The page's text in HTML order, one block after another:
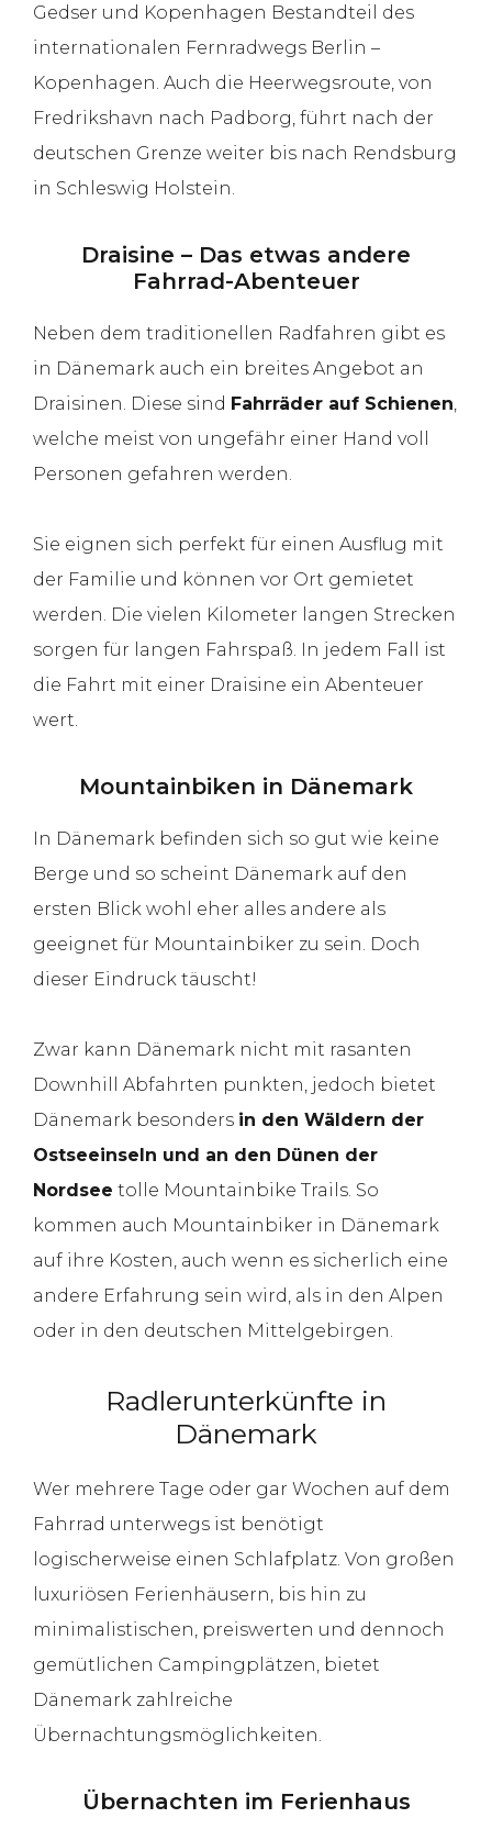
Gedser und Kopenhagen Bestandteil des
internationalen Fernradwegs Berlin –
Kopenhagen. Auch die Heerwegsroute, von
Fredrikshavn nach Padborg, führt nach der
deutschen Grenze weiter bis nach Rendsburg
in Schleswig Holstein.
Draisine – Das etwas andere
Fahrrad-Abenteuer
Neben dem traditionellen Radfahren gibt es
in Dänemark auch ein breites Angebot an
Draisinen. Diese sind Fahrräder auf Schienen
welche meist von ungefähr einer Hand voll
Personen gefahren werden.
Sie eignen sich perfekt für einen Ausflug mit
der Familie und können vor Ort gemietet
werden. Die vielen Kilometer langen Strecken
sorgen für langen Fahrspaß. In jedem Fall ist
die Fahrt mit einer Draisine ein Abenteuer
wert.
Mountainbiken in Dänemark
In Dänemark befinden sich so gut wie keine
Berge und so scheint Dänemark auf den
ersten Blick wohl eher alles andere als
geeignet für Mountainbiker zu sein. Doch
dieser Eindruck täuscht!
Zwar kann Dänemark nicht mit rasanten
Downhill Abfahrten punkten, jedoch bietet
Dänemark besonders in den Wäldern der
Ostseeinseln und an den Dünen der
Nordsee tolle Mountainbike Trails. So
kommen auch Mountainbiker in Dänemark
auf ihre Kosten, auch wenn es sicherlich eine
andere Erfahrung sein wird, als in den Alpen
oder in den deutschen Mittelgebirgen.
Radlerunterkünfte in
Dänemark
Wer mehrere Tage oder gar Wochen auf dem
Fahrrad unterwegs ist benötigt
logischerweise einen Schlafplatz. Von großen
luxuriösen Ferienhäusern, bis hin zu
minimalistischen, preiswerten und dennoch
gemütlichen Campingplätzen, bietet
Dänemark zahlreiche
Übernachtungsmöglichkeiten.
Übernachten im Ferienhaus